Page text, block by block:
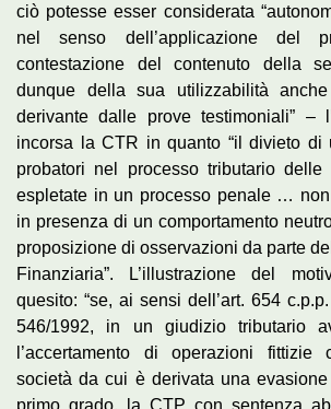
ciò potesse esser considerata
nel senso dell’applicazione del
contestazione del contenuto della
dunque della sua utilizzabilità
derivante dalle prove testimoniali” –
incorsa la CTR in quanto “il divieto di
probatori nel processo tributario delle
espletate in un processo penale …
in presenza di un comportamento
proposizione di osservazioni da parte
Finanziaria”. L’illustrazione del
quesito: “se, ai sensi dell’art. 654
546/1992, in un giudizio tributario
l’accertamento di operazioni fittizie
società da cui è derivata una
primo grado, la CTP con sentenza